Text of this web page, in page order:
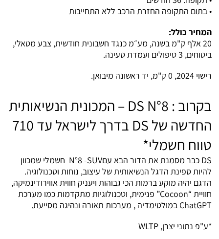
• בתום התקופה החזרת הרכב ללא התחייבות
המחיר כולל:
20 אלף ק"מ בשנה, מע״מ כנגד חשבונית חודשית, צבע מטאלי,
ביטוחים, 3 טיפולים ועמדת טעינה.
רישוי 2024, 0 ק"מ, יד ראשונה מיבואן.
בקרוב : DS N°8 –
המכונית הנשיאותית
החדשה של
בדרך לישראל עד 710
טווח חשמלי*
DS כבר מסמנת את הדור הבא עםN°8 -SUV חשמלי שמכוון
להיות ספינת הדגל הנשיאותית של עיצוב, נוחות וטכנולוגיה.
הדגם יהיה מוקע ברמות הכי גבוהות ויעניק חווית אווירודינמיקה,
חוויית “Cocoon” פנימית, וטכנולוגיות מתקדמות כמו מערכת
ChatGPT במולטימדיה , מערכות תאורה ונהיגה מסייעת.
*ע"פ נתוני יצרן, WLTP